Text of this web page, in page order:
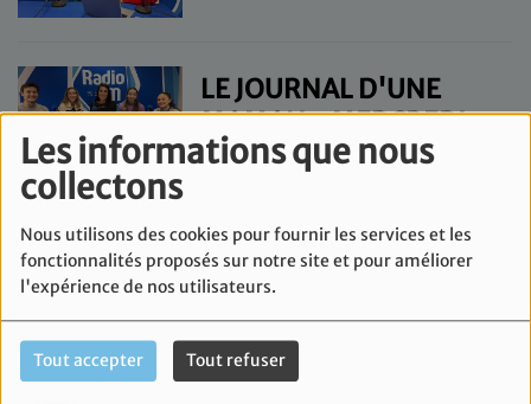
Les informations que nous
collectons
Nous utilisons des cookies pour fournir les services et les
fonctionnalités proposés sur notre site et pour améliorer
l'expérience de nos utilisateurs.
Tout accepter Tout refuser
LE JOURNAL D'UNE
MAMAN - MERCREDI 13
NOVEMBRE
LE JOURNAL D'UNE
MAMAN - MERCREDI 6
NOVEMBRE
LE JOURNAL D'UNE